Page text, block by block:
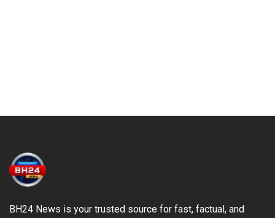
BH24 News is your trusted source for fast, factual, and